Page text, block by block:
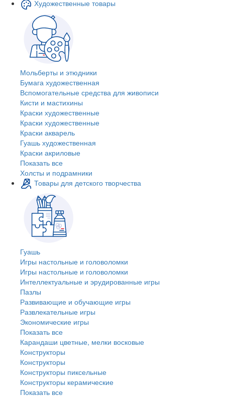
Художественные товары
Мольберты и этюдники
Бумага художественная
Вспомогательные средства для живописи
Кисти и мастихины
Краски художественные
Краски художественные
Краски акварель
Гуашь художественная
Краски акриловые
Показать все
Холсты и подрамники
Товары для детского творчества
Гуашь
Игры настольные и головоломки
Игры настольные и головоломки
Интеллектуальные и эрудированные игры
Пазлы
Развивающие и обучающие игры
Развлекательные игры
Экономические игры
Показать все
Карандаши цветные, мелки восковые
Конструкторы
Конструкторы
Конструкторы пиксельные
Конструкторы керамические
Показать все